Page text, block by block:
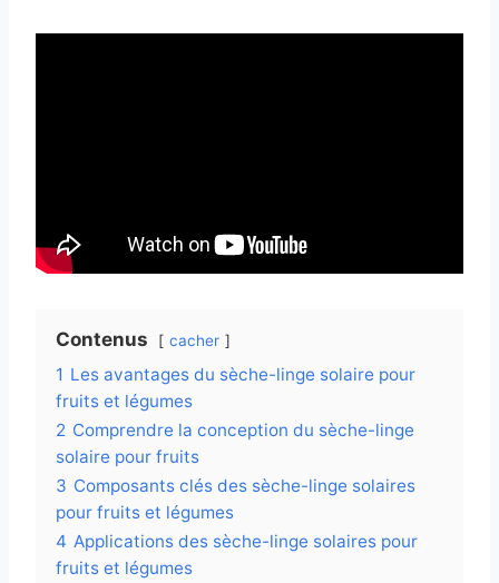
Contenus cacher
1 Les avantages du sèche-linge solaire pour
fruits et légumes
2 Comprendre la conception du sèche-linge
solaire pour fruits
3 Composants clés des sèche-linge solaires
pour fruits et légumes
4 Applications des sèche-linge solaires pour
fruits et légumes